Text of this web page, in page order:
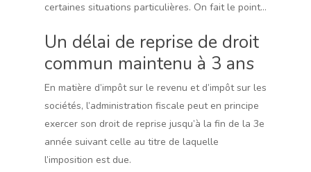
certaines situations particulières. On fait le point…
Un délai de reprise de droit
commun maintenu à 3 ans
En matière d’impôt sur le revenu et d’impôt sur les
sociétés, l’administration fiscale peut en principe
exercer son droit de reprise jusqu’à la fin de la 3e
année suivant celle au titre de laquelle
l’imposition est due.